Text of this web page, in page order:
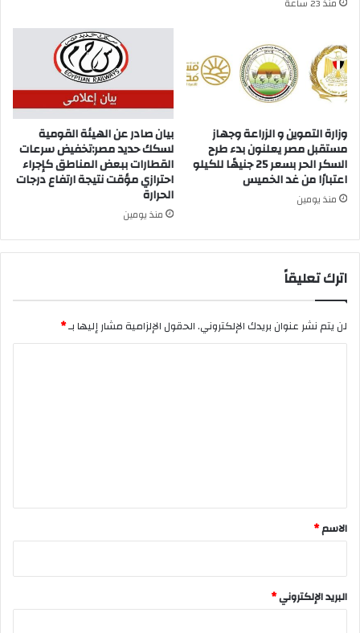
وزارة التموين و الزراعة وجهاز
مستقبل مصر يعلنون بدء طرح
السكر الحر بسعر 25 جنيهًا للكيلو
اعتبارًا من غد الخميس
منذ يومين
بيان صادر عن الهيئة القومية
لسكك حديد مصر:تخفيض سرعات
القطارات ببعض المناطق كإجراء
احترازي مؤقت نتيجة ارتفاع درجات
الحرارة
منذ يومين
اترك تعليقاً
لن يتم نشر عنوان بريدك الإلكتروني.الحقول الإلزامية مشار إليها بـ*
*
الاسم*
البريد الإلكتروني*